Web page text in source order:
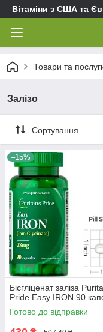
Вітаміни з США та
Товари та
Залізо
Сортування
–15%
Бісгліценат заліза
Pride Easy IRON 90
Готово до відправки